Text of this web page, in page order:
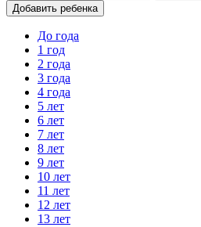
Добавить ребенка
До года
1 год
2 года
3 года
4 года
5 лет
6 лет
7 лет
8 лет
9 лет
10 лет
11 лет
12 лет
13 лет